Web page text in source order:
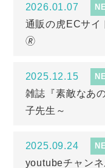
2026.01.07
通販の虎ECサ
🄬
2025.12.15
雑誌『素敵なあ
子先生～
2025.09.24
youtubeチャン